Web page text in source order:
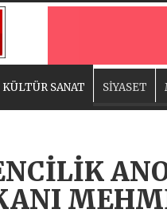
KÜLTÜR SANAT SİYASET